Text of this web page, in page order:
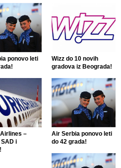
ponovo leti
Wizz do 10 novih
gradova iz Beograda!
–
i
Air Serbia ponovo leti
do 42 grada!